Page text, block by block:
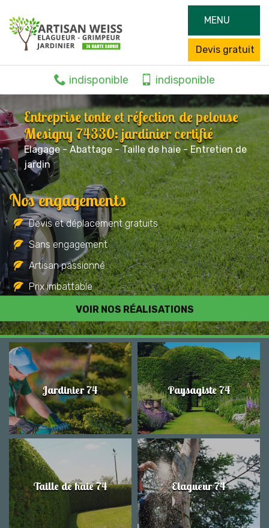
MENU
Devis gratuit
indisponible indisponible
Entreprise tonte et réfection de pelouse
Mesigny 74330: jardinier certifié
Elagage - Abattage - Taille de haie - Entretien de
jardin
VOIR NOS RÉALISATIONS
Nos engagements
Devis et déplacement gratuits
Sans engagement
Artisan passionné
Prix imbattable
Travail de qualité
Jardinier 74 Paysagiste 74
Taille de haie 74 Elagueur 74